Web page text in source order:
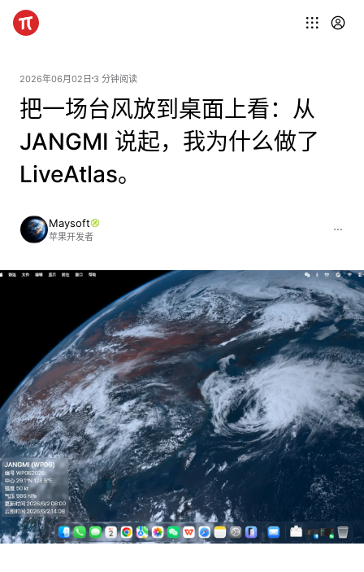
2026年06月02日 3 分钟阅读
把一场台风放到桌面上看：从
JANGMI 说起，我为什么做了
LiveAtlas。
Maysoft
苹果开发者